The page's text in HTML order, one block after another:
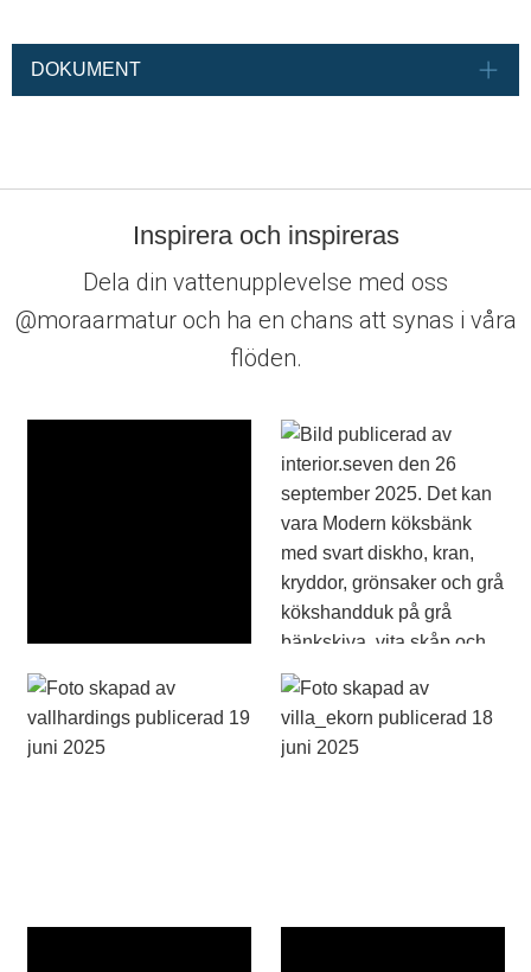
DOKUMENT
Inspirera och inspireras
Dela din vattenupplevelse med oss
@moraarmatur och ha en chans att synas i våra
flöden.